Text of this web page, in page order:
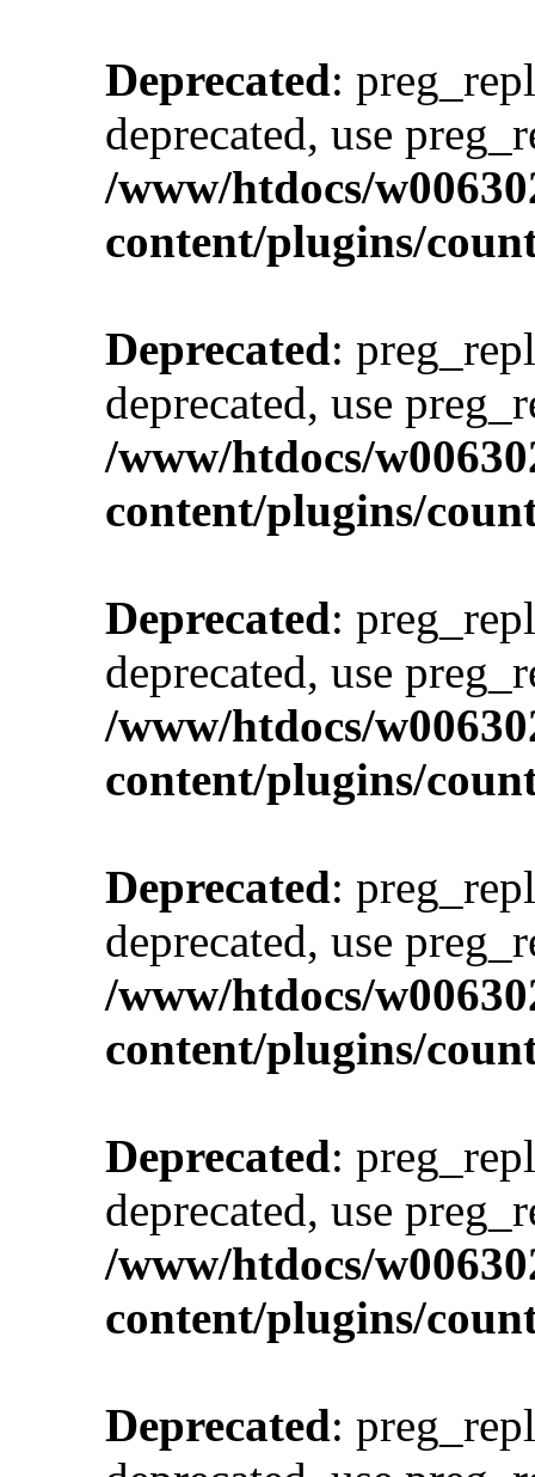
Deprecated:
deprecated, use
/www/htdocs/
content/plugins/
Deprecated:
deprecated, use
/www/htdocs/
content/plugins/
Deprecated:
deprecated, use
/www/htdocs/
content/plugins/
Deprecated:
deprecated, use
/www/htdocs/
content/plugins/
Deprecated:
deprecated, use
/www/htdocs/
content/plugins/
Deprecated: